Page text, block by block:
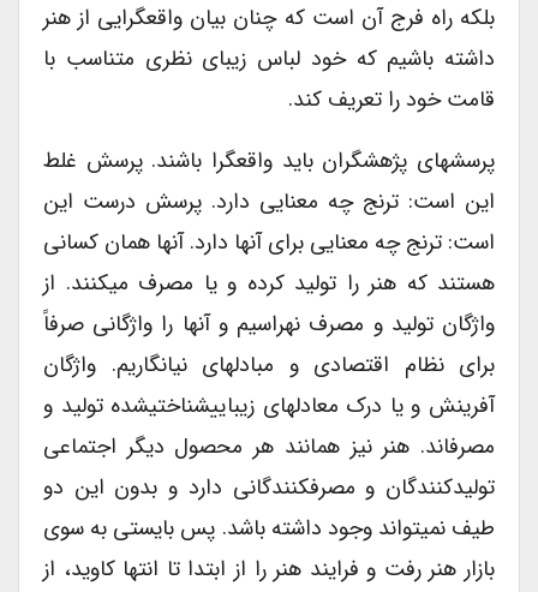
بلکه راه فرج آن است که چنان بیان واقع­گرایی از هنر
داشته باشیم که خود لباس زیبای نظری متناسب با
قامت خود را تعریف کند.
پرسش­های پژهشگران باید واقع­گرا باشند. پرسش غلط
این است: ترنج چه معنایی دارد. پرسش درست این
است: ترنج چه معنایی برای آنها دارد. آنها همان کسانی
هستند که هنر را تولید کرده و یا مصرف می­کنند. از
واژگان تولید و مصرف نهراسیم و آنها را واژگانی صرفاً
برای نظام اقتصادی و مبادله­ای نیانگاریم. واژگان
آفرینش و یا درک معادل­های زیبایی­شناختی­شده تولید و
مصرف­اند. هنر نیز همانند هر محصول دیگر اجتماعی
تولیدکنندگان و مصرف­کنندگانی دارد و بدون این دو
طیف نمی­تواند وجود داشته باشد. پس بایستی به سوی
بازار هنر رفت و فرایند هنر را از ابتدا تا انتها کاوید، از